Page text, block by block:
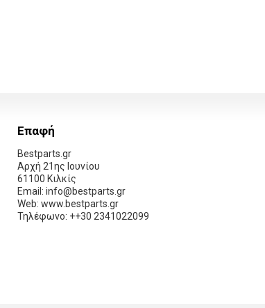
Επαφή
Bestparts.gr
Αρχή 21ης Ιουνίου
61100 Κιλκίς
Email: info@bestparts.gr
Web: www.bestparts.gr
Τηλέφωνο: ++30 2341022099